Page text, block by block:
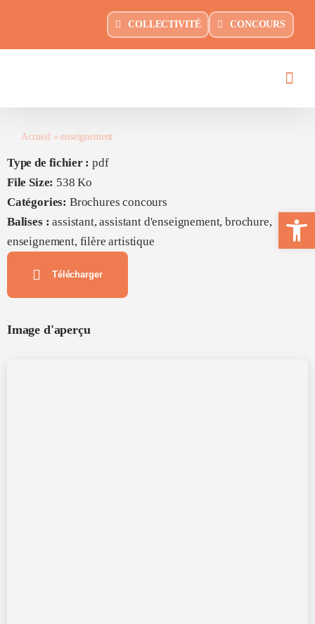
Ouvrir
contenu
COLLECTIVITÉ CONCOURS
Accueil »enseignement
Type de fichier : pdf
File Size: 538 Ko
Catégories: Brochures concours
Balises :assistant, assistant d'enseignement, brochure,
enseignement, filère artistique
Télécharger
Image d'aperçu